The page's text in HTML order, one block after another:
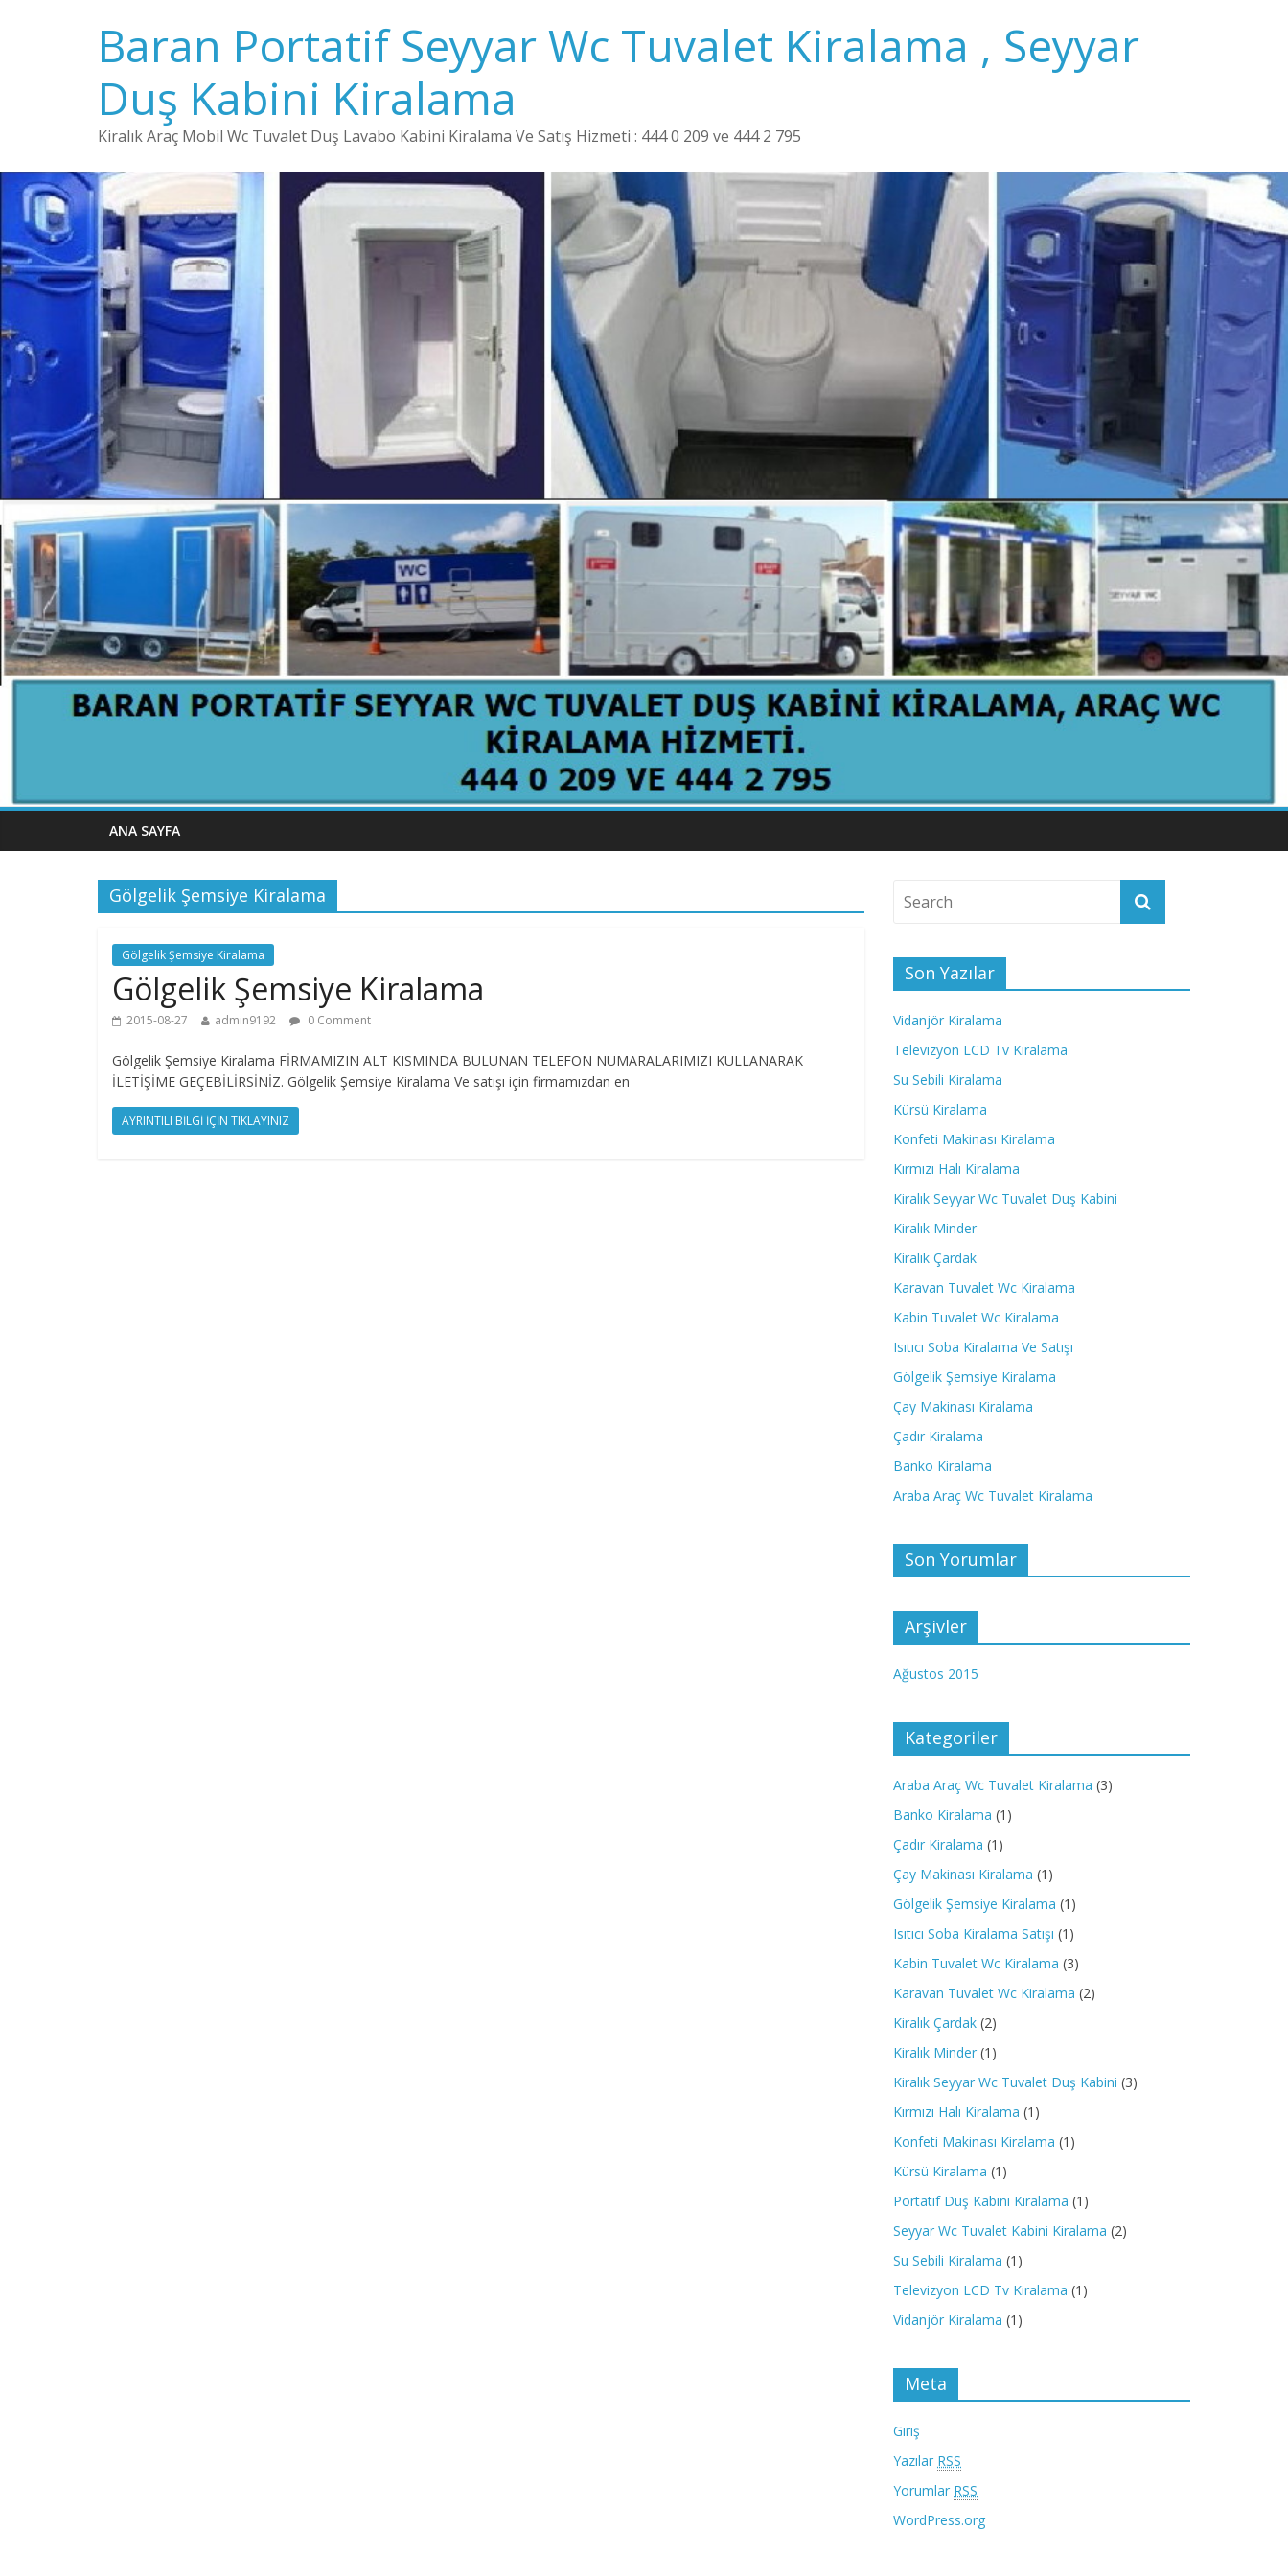
Baran Portatif Seyyar Wc Tuvalet Kiralama , Seyyar
Duş Kabini Kiralama
Kiralık Araç Mobil Wc Tuvalet Duş Lavabo Kabini Kiralama Ve Satış Hizmeti : 444 0 209 ve 444 2 795
ANA SAYFA
Gölgelik Şemsiye Kiralama
Gölgelik Şemsiye Kiralama
Gölgelik Şemsiye Kiralama
2015-08-27 admin9192 0 Comment
Gölgelik Şemsiye Kiralama FİRMAMIZIN ALT KISMINDA BULUNAN TELEFON NUMARALARIMIZI KULLANARAK
İLETİŞİME GEÇEBİLİRSİNİZ. Gölgelik Şemsiye Kiralama Ve satışı için firmamızdan en
AYRINTILI BİLGİ İÇİN TIKLAYINIZ
Son Yazılar
Vidanjör Kiralama
Televizyon LCD Tv Kiralama
Su Sebili Kiralama
Kürsü Kiralama
Konfeti Makinası Kiralama
Kırmızı Halı Kiralama
Kiralık Seyyar Wc Tuvalet Duş Kabini
Kiralık Minder
Kiralık Çardak
Karavan Tuvalet Wc Kiralama
Kabin Tuvalet Wc Kiralama
Isıtıcı Soba Kiralama Ve Satışı
Gölgelik Şemsiye Kiralama
Çay Makinası Kiralama
Çadır Kiralama
Banko Kiralama
Araba Araç Wc Tuvalet Kiralama
Son Yorumlar
Arşivler
Ağustos 2015
Kategoriler
Araba Araç Wc Tuvalet Kiralama (3)
Banko Kiralama (1)
Çadır Kiralama (1)
Çay Makinası Kiralama (1)
Gölgelik Şemsiye Kiralama (1)
Isıtıcı Soba Kiralama Satışı (1)
Kabin Tuvalet Wc Kiralama (3)
Karavan Tuvalet Wc Kiralama (2)
Kiralık Çardak (2)
Kiralık Minder (1)
Kiralık Seyyar Wc Tuvalet Duş Kabini (3)
Kırmızı Halı Kiralama (1)
Konfeti Makinası Kiralama (1)
Kürsü Kiralama (1)
Portatif Duş Kabini Kiralama (1)
Seyyar Wc Tuvalet Kabini Kiralama (2)
Su Sebili Kiralama (1)
Televizyon LCD Tv Kiralama (1)
Vidanjör Kiralama (1)
Meta
Giriş
Yazılar RSS
Yorumlar RSS
WordPress.org